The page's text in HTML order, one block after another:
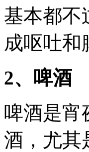
基本都不
成呕吐和
2、啤酒
啤酒是宵
酒，尤其